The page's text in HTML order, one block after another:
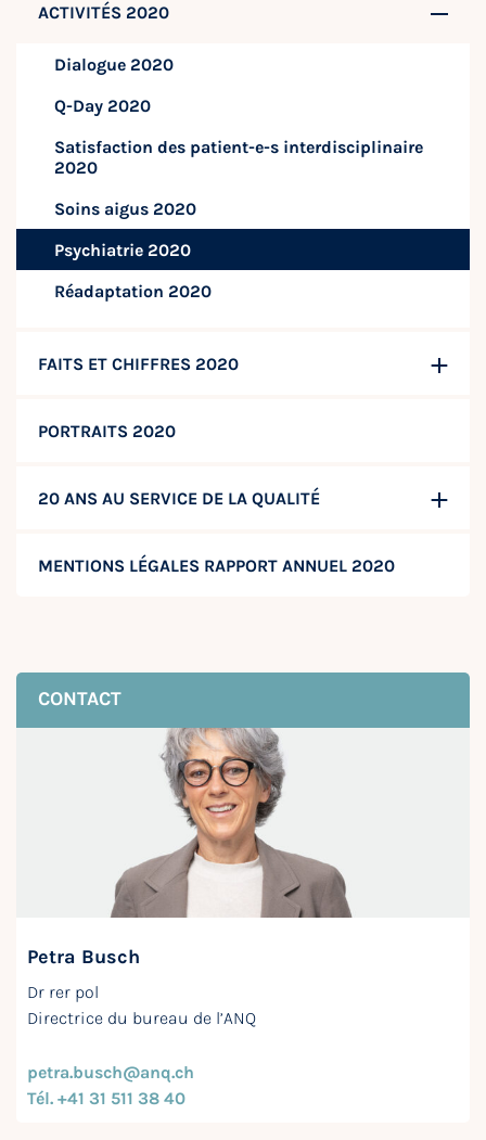
ACTIVITÉS 2020
Dialogue 2020
Q-Day 2020
Satisfaction des patient-e-s interdisciplinaire
2020
Soins aigus 2020
Psychiatrie 2020
Réadaptation 2020
FAITS ET CHIFFRES 2020
PORTRAITS 2020
20 ANS AU SERVICE DE LA QUALITÉ
MENTIONS LÉGALES RAPPORT ANNUEL 2020
CONTACT
Petra Busch
Dr rer pol
Directrice du bureau de l’ANQ
petra.busch@anq.ch
Tél. +41 31 511 38 40